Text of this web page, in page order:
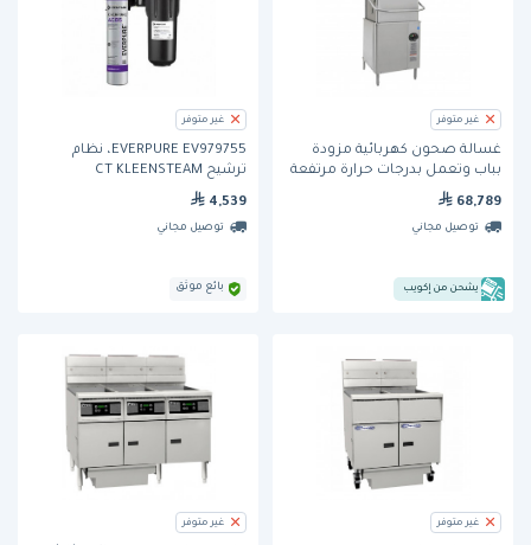
غير متوفر
غسالة صحون كهربائية مزودة
بباب وتعمل بدرجات حرارة مرتفعة
AM15VL-2 من هوبارت
68,789
توصيل مجاني
يشحن من إكويب
غير متوفر
EVERPURE EV979755، نظام
ترشيح CT KLEENSTEAM
4,539
توصيل مجاني
بائع موثق
غير متوفر غير متوفر